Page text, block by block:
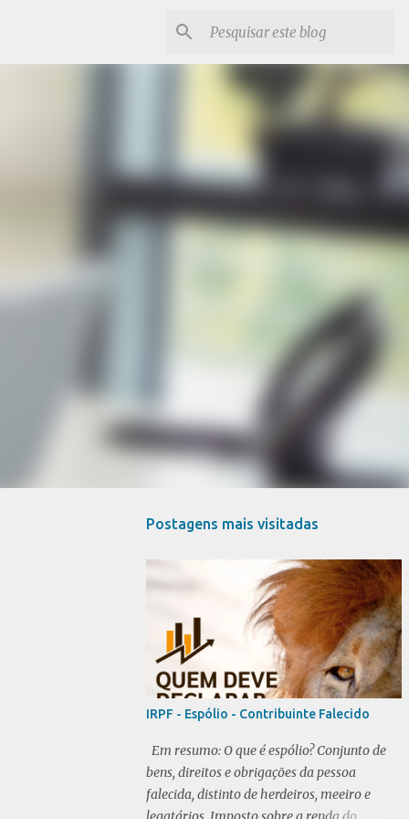
Postagens mais visitadas
IRPF - Espólio - Contribuinte Falecido
Em resumo: O que é espólio? Conjunto de
bens, direitos e obrigações da pessoa
falecida, distinto de herdeiros, meeiro e